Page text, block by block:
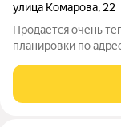
улица Комарова, 22
Продаётся очень
планировки по
кв. м. Планировка:
третья комната и